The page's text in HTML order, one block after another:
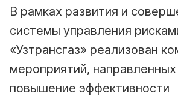
В рамках развития и
системы управления
«Узтрансгаз» реализован
мероприятий, направленных
повышение эффективности